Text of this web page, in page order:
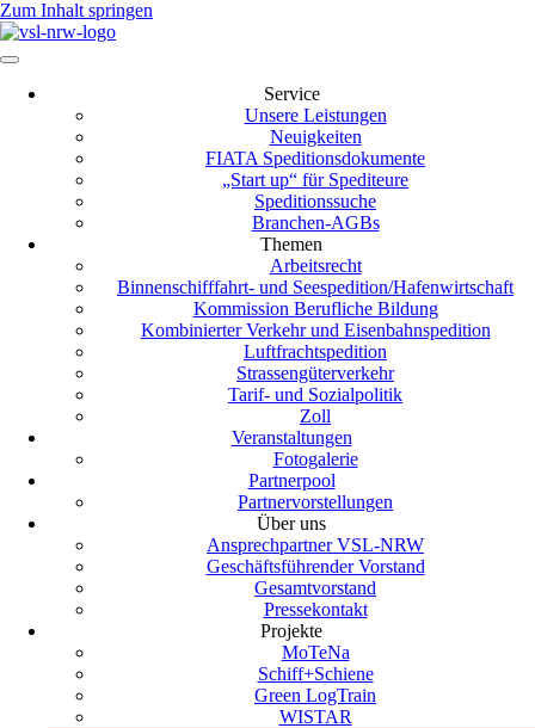
Zum Inhalt springen
Service
Unsere Leistungen
Neuigkeiten
FIATA Speditionsdokumente
„Start up“ für Spediteure
Speditionssuche
Branchen-AGBs
Themen
Arbeitsrecht
Binnenschifffahrt- und Seespedition/Hafenwirtschaft
Kommission Berufliche Bildung
Kombinierter Verkehr und Eisenbahnspedition
Luftfrachtspedition
Strassengüterverkehr
Tarif- und Sozialpolitik
Zoll
Veranstaltungen
Fotogalerie
Partnerpool
Partnervorstellungen
Über uns
Ansprechpartner VSL-NRW
Geschäftsführender Vorstand
Gesamtvorstand
Pressekontakt
Projekte
MoTeNa
Schiff+Schiene
Green LogTrain
WISTAR